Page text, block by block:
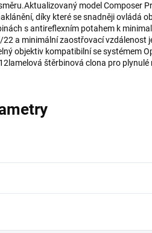
model Composer
díky které se snadněji ovládá
s antireflexním potahem k
a minimální zaostřovací vzdálenost
objektiv kompatibilní se systémem
štěrbinová clona pro